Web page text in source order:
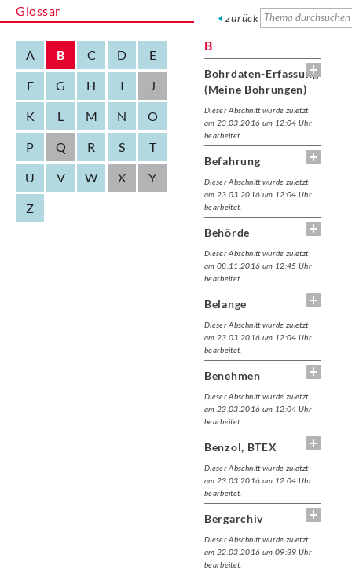
Glossar
A B C D E
F G H I J
K L M N O
P Q R S T
U V W X Y
Z
zurück
B
Bohrdaten-Erfassung
(Meine Bohrungen)
Dieser Abschnitt wurde zuletzt
am 23.03.2016 um 12:04 Uhr
bearbeitet.
Befahrung
Dieser Abschnitt wurde zuletzt
am 23.03.2016 um 12:04 Uhr
bearbeitet.
Behörde
Dieser Abschnitt wurde zuletzt
am 08.11.2016 um 12:45 Uhr
bearbeitet.
Belange
Dieser Abschnitt wurde zuletzt
am 23.03.2016 um 12:04 Uhr
bearbeitet.
Benehmen
Dieser Abschnitt wurde zuletzt
am 23.03.2016 um 12:04 Uhr
bearbeitet.
Benzol, BTEX
Dieser Abschnitt wurde zuletzt
am 23.03.2016 um 12:04 Uhr
bearbeitet.
Bergarchiv
Dieser Abschnitt wurde zuletzt
am 22.03.2016 um 09:39 Uhr
bearbeitet.